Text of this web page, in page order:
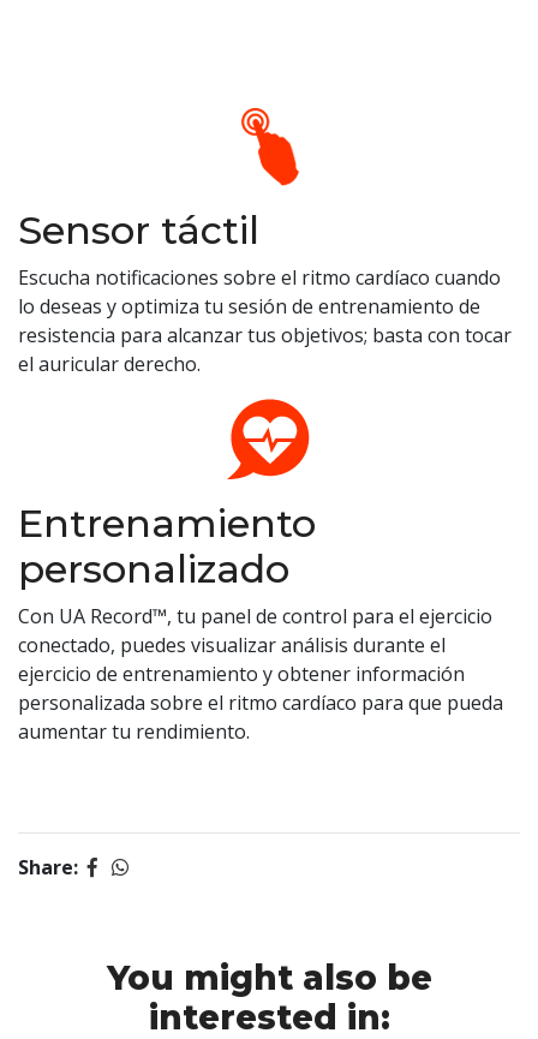
Sensor táctil
Escucha notificaciones sobre el ritmo cardíaco cuando
lo deseas y optimiza tu sesión de entrenamiento de
resistencia para alcanzar tus objetivos; basta con tocar
el auricular derecho.
Entrenamiento
personalizado
Con UA Record™, tu panel de control para el ejercicio
conectado, puedes visualizar análisis durante el
ejercicio de entrenamiento y obtener información
personalizada sobre el ritmo cardíaco para que pueda
aumentar tu rendimiento.
Share:
You might also be
interested in: